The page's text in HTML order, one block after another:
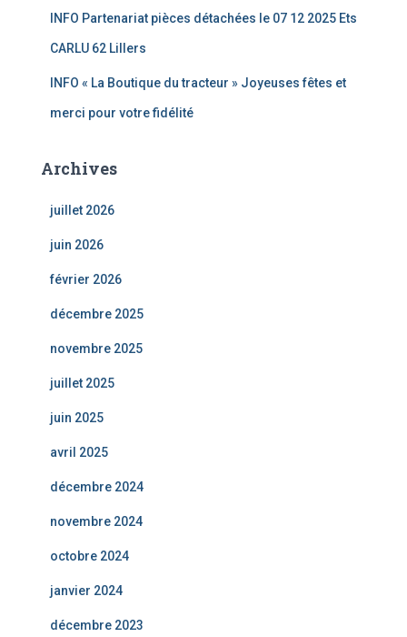
INFO Partenariat pièces détachées le 07 12 2025 Ets
CARLU 62 Lillers
INFO « La Boutique du tracteur » Joyeuses fêtes et
merci pour votre fidélité
Archives
juillet 2026
juin 2026
février 2026
décembre 2025
novembre 2025
juillet 2025
juin 2025
avril 2025
décembre 2024
novembre 2024
octobre 2024
janvier 2024
décembre 2023